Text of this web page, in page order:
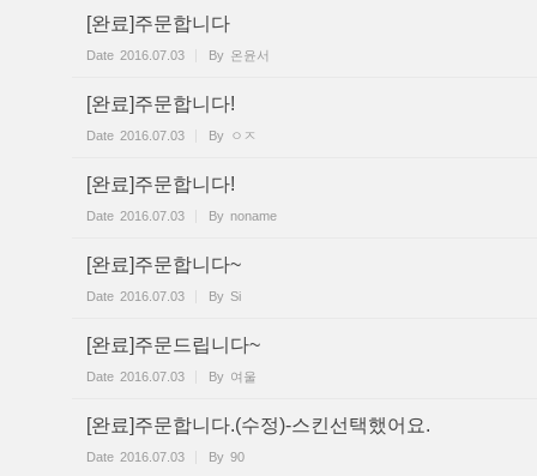
[완료]주문합니다
Date 2016.07.03 By 온윤서
[완료]주문합니다!
Date 2016.07.03 By ㅇㅈ
[완료]주문합니다!
Date 2016.07.03 By noname
[완료]주문합니다~
Date 2016.07.03 By Si
[완료]주문드립니다~
Date 2016.07.03 By 여울
[완료]주문합니다.(수정)-스킨선택했어요.
Date 2016.07.03 By 90